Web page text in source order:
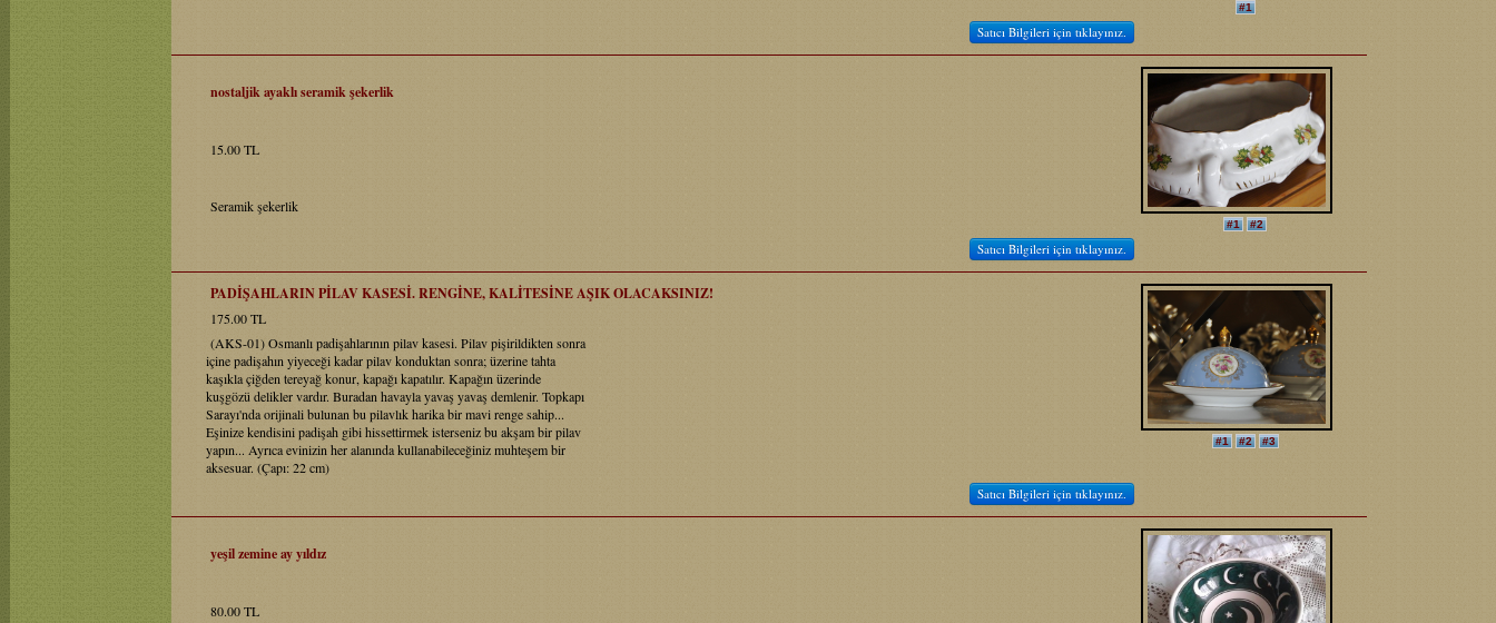
#1
Satıcı Bilgileri için tıklayınız.
nostaljik ayaklı seramik şekerlik
#1 #2
15.00 TL
Seramik şekerlik
Satıcı Bilgileri için tıklayınız.
PADİŞAHLARIN PİLAV KASESİ. RENGİNE, KALİTESİNE AŞIK OLACAKSINIZ!
#1 #2 #3
175.00 TL
(AKS-01) Osmanlı padişahlarının pilav kasesi. Pilav pişirildikten sonra
içine padişahın yiyeceği kadar pilav konduktan sonra; üzerine tahta
kaşıkla çiğden tereyağ konur, kapağı kapatılır. Kapağın üzerinde
kuşgözü delikler vardır. Buradan havayla yavaş yavaş demlenir. Topkapı
Sarayı'nda orijinali bulunan bu pilavlık harika bir mavi renge sahip...
Eşinize kendisini padişah gibi hissettirmek isterseniz bu akşam bir pilav
yapın... Ayrıca evinizin her alanında kullanabileceğiniz muhteşem bir
aksesuar. (Çapı: 22 cm)
Satıcı Bilgileri için tıklayınız.
yeşil zemine ay yıldız
80.00 TL